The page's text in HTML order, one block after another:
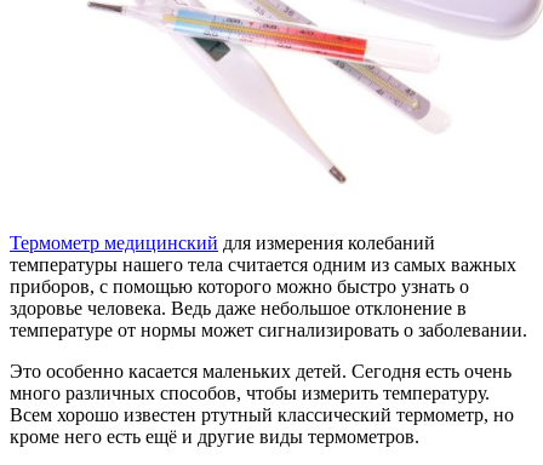
Термометр медицинский для измерения колебаний
температуры нашего тела считается одним из самых важных
приборов, с помощью которого можно быстро узнать о
здоровье человека. Ведь даже небольшое отклонение в
температуре от нормы может сигнализировать о заболевании.
Это особенно касается маленьких детей. Сегодня есть очень
много различных способов, чтобы измерить температуру.
Всем хорошо известен ртутный классический термометр, но
кроме него есть ещё и другие виды термометров.